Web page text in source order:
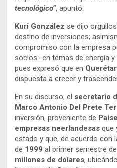
tecnológico”, apuntó.
Kuri González se dijo
destino de inversiones;
compromiso con la empresa
socios- en temas de energía
pues expresó que en
dispuesta a crecer y
En su discurso, el secretario
Marco Antonio Del Prete
inversión, proveniente de
empresas neerlandesas que
estado y que, de acuerdo con
de 1999 al primer semestre de
millones de dólares,